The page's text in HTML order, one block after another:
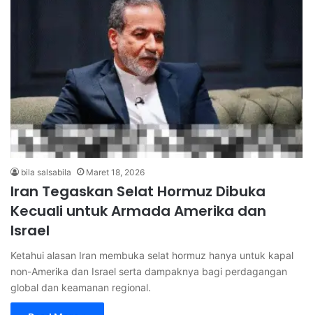
bila salsabila Maret 18, 2026
Iran Tegaskan Selat Hormuz Dibuka
Kecuali untuk Armada Amerika dan
Israel
Ketahui alasan Iran membuka selat hormuz hanya untuk kapal
non-Amerika dan Israel serta dampaknya bagi perdagangan
global dan keamanan regional.